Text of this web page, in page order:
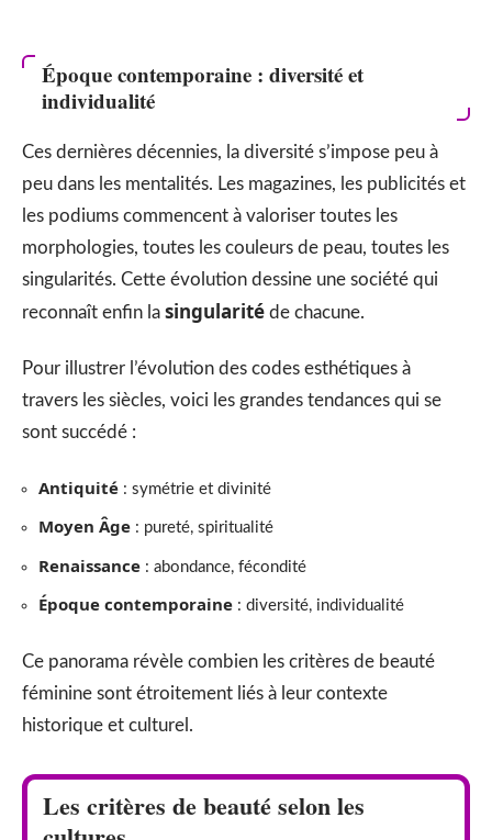
Époque contemporaine : diversité et
individualité
Ces dernières décennies, la diversité s’impose peu à
peu dans les mentalités. Les magazines, les publicités et
les podiums commencent à valoriser toutes les
morphologies, toutes les couleurs de peau, toutes les
singularités. Cette évolution dessine une société qui
reconnaît enfin la singularité de chacune.
Pour illustrer l’évolution des codes esthétiques à
travers les siècles, voici les grandes tendances qui se
sont succédé :
Antiquité : symétrie et divinité
Moyen Âge : pureté, spiritualité
Renaissance : abondance, fécondité
Époque contemporaine : diversité, individualité
Ce panorama révèle combien les critères de beauté
féminine sont étroitement liés à leur contexte
historique et culturel.
Les critères de beauté selon les